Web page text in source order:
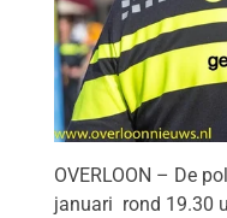
OVERLOON – De
januari rond 19.30